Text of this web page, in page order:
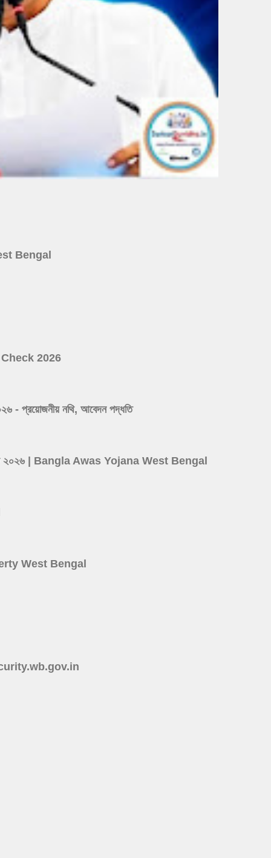
Bengal
Check 2026
প্রয়োজনীয় নথি, আবেদন পদ্ধতি
২০২৬ | Bangla Awas Yojana West Bengal
West Bengal